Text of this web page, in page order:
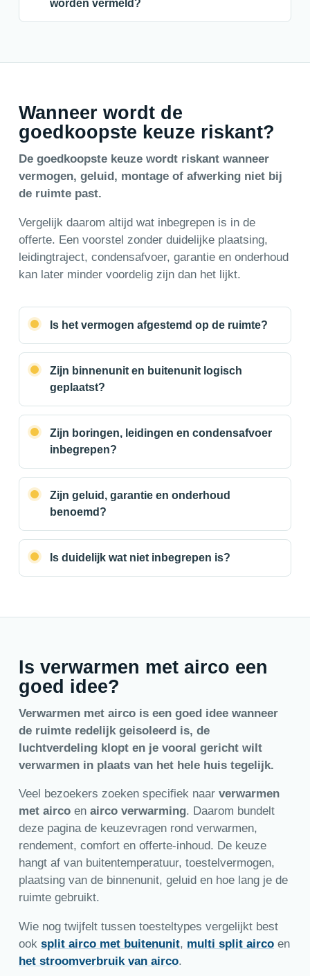
worden vermeld?
Wanneer wordt de
goedkoopste keuze riskant?
De goedkoopste keuze wordt riskant wanneer
vermogen, geluid, montage of afwerking niet bij
de ruimte past.
Vergelijk daarom altijd wat inbegrepen is in de
offerte. Een voorstel zonder duidelijke plaatsing,
leidingtraject, condensafvoer, garantie en onderhoud
kan later minder voordelig zijn dan het lijkt.
Is het vermogen afgestemd op de ruimte?
Zijn binnenunit en buitenunit logisch
geplaatst?
Zijn boringen, leidingen en condensafvoer
inbegrepen?
Zijn geluid, garantie en onderhoud
benoemd?
Is duidelijk wat niet inbegrepen is?
Is verwarmen met airco een
goed idee?
Verwarmen met airco is een goed idee wanneer
de ruimte redelijk geisoleerd is, de
luchtverdeling klopt en je vooral gericht wilt
verwarmen in plaats van het hele huis tegelijk.
Veel bezoekers zoeken specifiek naar verwarmen
met aircoen airco verwarming. Daarom bundelt
deze pagina de keuzevragen rond verwarmen,
rendement, comfort en offerte-inhoud. De keuze
hangt af van buitentemperatuur, toestelvermogen,
plaatsing van de binnenunit, geluid en hoe lang je de
ruimte gebruikt.
Wie nog twijfelt tussen toesteltypes vergelijkt best
ook split airco met buitenunit, multi split aircoen
het stroomverbruik van airco.